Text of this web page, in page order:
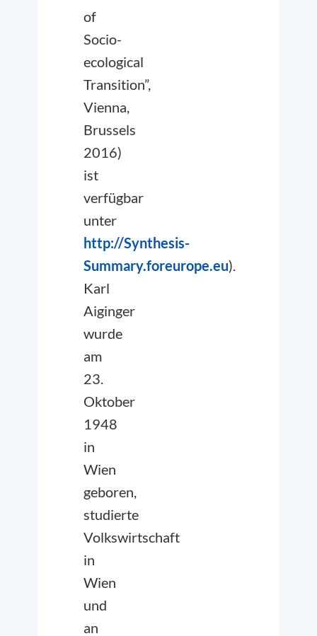
of
Socio-
ecological
Transition”,
Vienna,
Brussels
2016)
ist
verfügbar
unter
http://Synthesis-
Summary.foreurope.eu).
Karl
Aiginger
wurde
am
23.
Oktober
1948
in
Wien
geboren,
studierte
Volkswirtschaft
in
Wien
und
an